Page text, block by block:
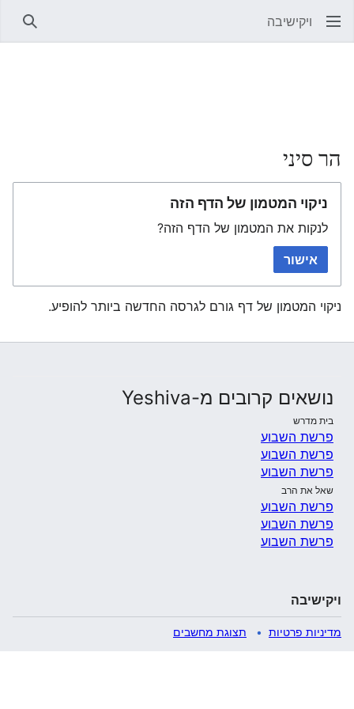
ויקישיבה
הר סיני
ניקוי המטמון של הדף הזה
לנקות את המטמון של הדף הזה?
אישור
ניקוי המטמון של דף גורם לגרסה החדשה ביותר להופיע.
נושאים קרובים מ-Yeshiva
בית מדרש
פרשת השבוע
פרשת השבוע
פרשת השבוע
שאל את הרב
פרשת השבוע
פרשת השבוע
פרשת השבוע
ויקישיבה
מדיניות פרטיות תצוגת מחשבים